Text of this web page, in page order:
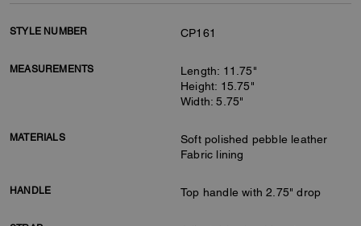
STYLE NUMBER CP161
MEASUREMENTS
Length: 11.75"
Height: 15.75"
Width: 5.75"
MATERIALS
Soft polished pebble leather
Fabric lining
HANDLE Top handle with 2.75" drop